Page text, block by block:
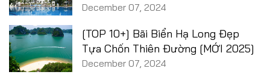
December 07, 2024
[TOP 10+] Bãi Biển Hạ Long Đẹp
Tựa Chốn Thiên Đường [MỚI 2025]
December 07, 2024